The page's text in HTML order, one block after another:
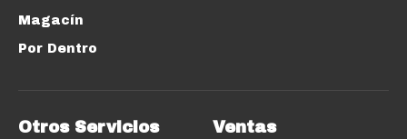
Magacín
Por Dentro
Otros Servicios Ventas